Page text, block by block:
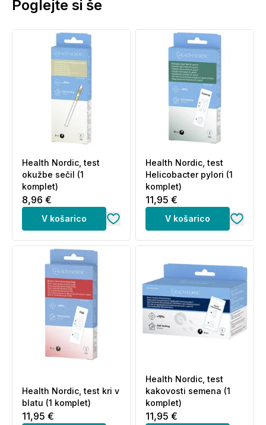
Poglejte si še
Health Nordic, test
okužbe sečil (1
komplet)
8,96 €
V košarico
Health Nordic, test
Helicobacter pylori (1
komplet)
11,95 €
V košarico
Health Nordic, test kri v
blatu (1 komplet)
11,95 €
Health Nordic, test
kakovosti semena (1
komplet)
11,95 €